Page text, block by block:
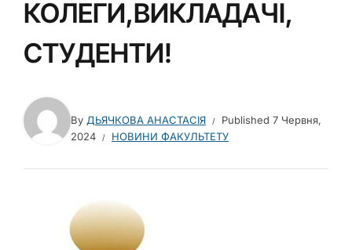
КОЛЕГИ,ВИКЛАДАЧІ,
СТУДЕНТИ!
By ДЬЯЧКОВА АНАСТАСІЯ Published 7 Червня,
2024
НОВИНИ ФАКУЛЬТЕТУ